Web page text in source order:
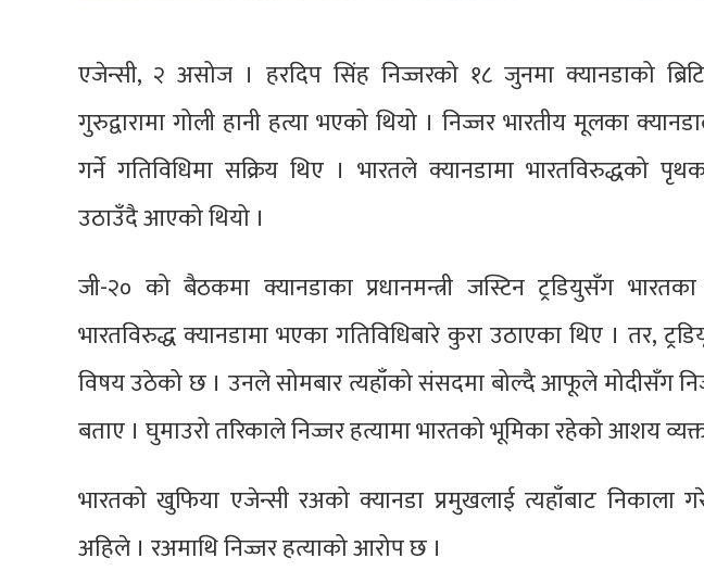
एजेन्सी, २ असोज । हरदिप सिंह निज्जरको १८ जुनमा क्यानडाको
गुरुद्वारामा गोली हानी हत्या भएको थियो । निज्जर भारतीय मूलका
गर्ने गतिविधिमा सक्रिय थिए । भारतले क्यानडामा भारतविरुद्धको
उठाउँदै आएको थियो ।
जी-२० को बैठकमा क्यानडाका प्रधानमन्त्री जस्टिन ट्रडियुसँग भारतका
भारतविरुद्ध क्यानडामा भएका गतिविधिबारे कुरा उठाएका थिए । तर,
विषय उठेको छ । उनले सोमबार त्यहाँको संसदमा बोल्दै आफूले मोदीसँग
बताए । घुमाउरो तरिकाले निज्जर हत्यामा भारतको भूमिका रहेको आशय
भारतको खुफिया एजेन्सी रअको क्यानडा प्रमुखलाई त्यहाँबाट
अहिले । रअमाथि निज्जर हत्याको आरोप छ ।